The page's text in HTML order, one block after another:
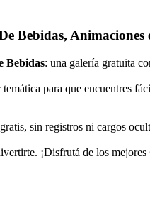
Bebidas, Animaciones
Bebidas: una galería gratuita
para que encuentres
sin registros ni cargos
¡Disfrutá de los mejores